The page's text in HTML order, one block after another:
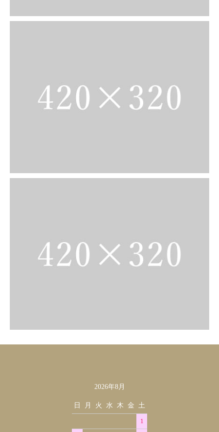
2026年8月
日 月 火 水 木 金 土
1